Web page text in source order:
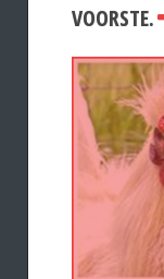
VOORSTE.